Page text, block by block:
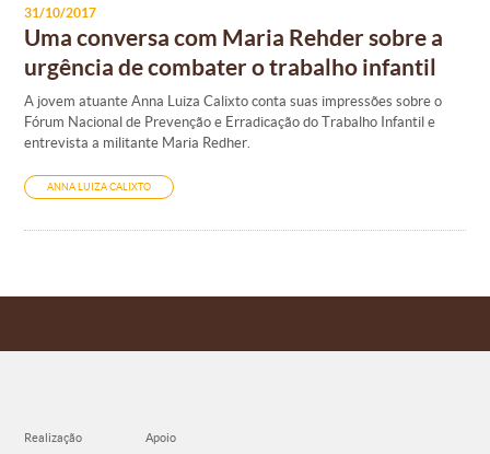
31/10/2017
Uma conversa com Maria Rehder sobre a
urgência de combater o trabalho infantil
A jovem atuante Anna Luiza Calixto conta suas impressões sobre o
Fórum Nacional de Prevenção e Erradicação do Trabalho Infantil e
entrevista a militante Maria Redher.
ANNA LUIZA CALIXTO